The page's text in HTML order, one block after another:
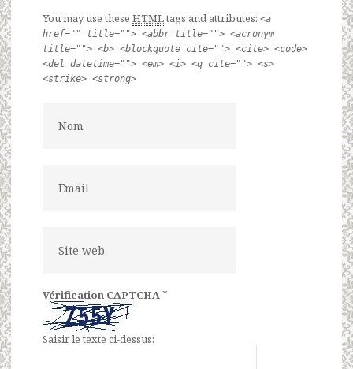
You may use these HTMLtags and attributes: <a
href="" title=""> <abbr title=""> <acronym
title=""> <b> <blockquote cite=""> <cite> <code>
<del datetime=""> <em> <i> <q cite=""> <s>
<strike> <strong>
Vérification CAPTCHA *
Saisir le texte ci-dessus: